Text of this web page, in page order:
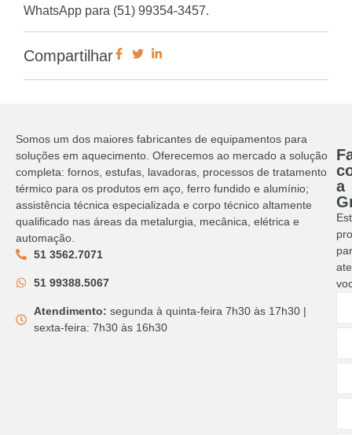
WhatsApp para (51) 99354-3457.
Compartilhar
Somos um dos maiores fabricantes de equipamentos para
soluções em aquecimento. Oferecemos ao mercado a solução
completa: fornos, estufas, lavadoras, processos de tratamento
térmico para os produtos em aço, ferro fundido e alumínio;
assistência técnica especializada e corpo técnico altamente
qualificado nas áreas da metalurgia, mecânica, elétrica e
automação.
51 3562.7071
51 99388.5067
Atendimento: segunda à quinta-feira 7h30 às 17h30 |
sexta-feira: 7h30 às 16h30
a